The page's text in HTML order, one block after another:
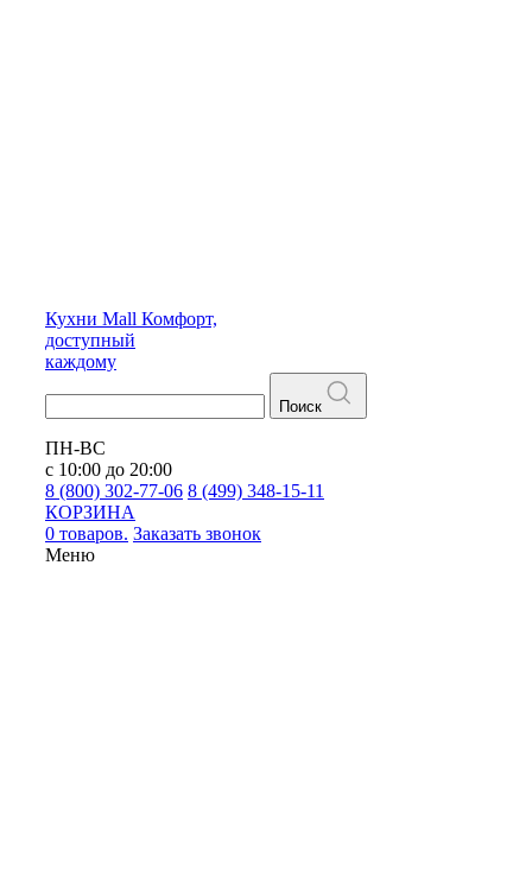
Кухни Mall Комфорт,
доступный
каждому
Поиск
ПН-ВС
с 10:00 до 20:00
8 (800) 302-77-06 8 (499) 348-15-11
КОРЗИНА
0 товаров. Заказать звонок
Меню